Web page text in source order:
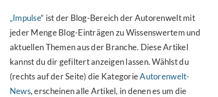
„Impulse“ ist der Blog-Bereich der Autorenwelt mit
jeder Menge Blog-Einträgen zu Wissenswertem und
aktuellen Themen aus der Branche. Diese Artikel
kannst du dir gefiltert anzeigen lassen. Wählst du
(rechts auf der Seite) die KategorieAutorenwelt-
News, erscheinen alle Artikel, in denen es um die